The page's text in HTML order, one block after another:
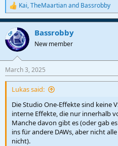
R
e
a
c
t
i
s
:
Kai,TheMaartianand Bassrobby
OP Bassrobby
New member
March 3, 2025
Lukas said:
Die Studio One-Effekte sind keine
interne Effekte, die nur innerhalb
Manche davon gibt es (oder gab
ins für andere DAWs, aber nicht
nicht).